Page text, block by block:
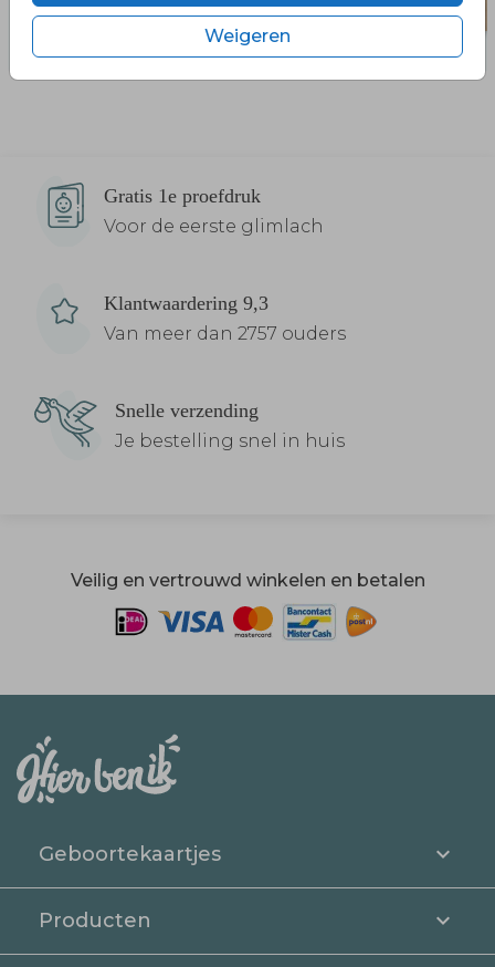
Weigeren
Gratis 1e proefdruk
Voor de eerste glimlach
Klantwaardering 9,3
Van meer dan 2757 ouders
Snelle verzending
Je bestelling snel in huis
Veilig en vertrouwd winkelen en betalen
Geboortekaartjes
Producten